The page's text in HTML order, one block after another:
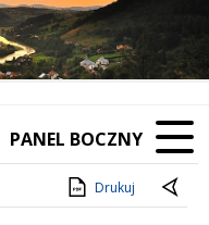
PANEL BOCZNY
Drukuj